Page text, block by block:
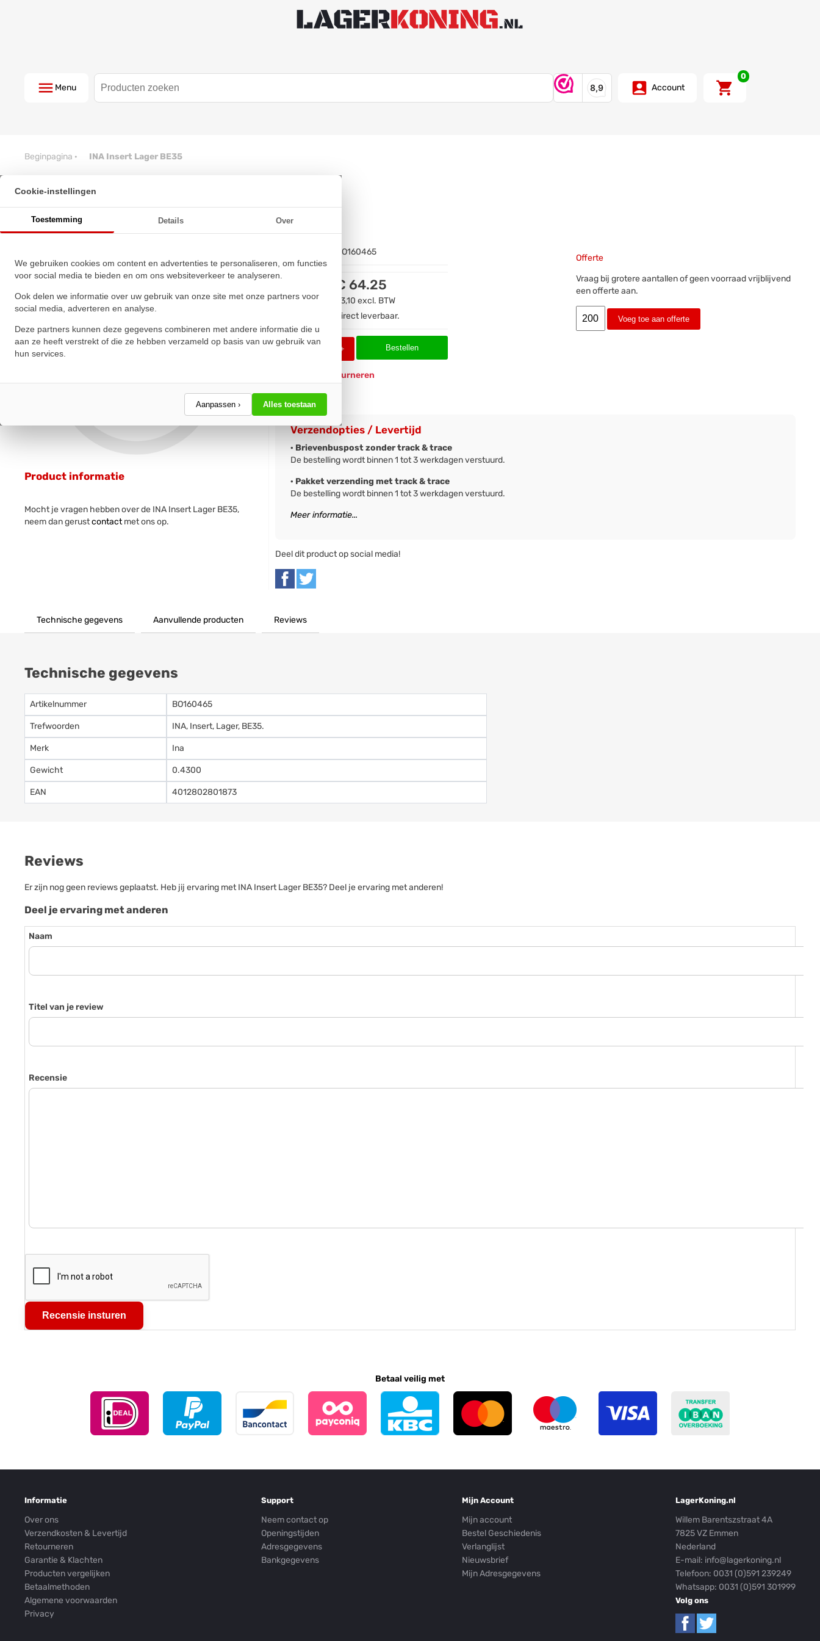
Menu Account
0
Beginpagina · INA Insert Lager BE35
Cookie-instellingen
Toestemming Details Over
We gebruiken cookies om content en advertenties te personaliseren, om functies
voor social media te bieden en om ons websiteverkeer te analyseren.
Ook delen we informatie over uw gebruik van onze site met onze partners voor
social media, adverteren en analyse.
Deze partners kunnen deze gegevens combineren met andere informatie die u
aan ze heeft verstrekt of die ze hebben verzameld op basis van uw gebruik van
hun services.
Aanpassen › Alles toestaan
INA Insert Lager BE35
★★★★★
★★★★★
Product informatie
Mocht je vragen hebben over de INA Insert Lager BE35,
neem dan gerustcontactmet ons op.
BO160465
€ 64.25
€ 53,10 excl. BTW
Direct leverbaar.
+ Bestellen
retourneren
Offerte
Vraag bij grotere aantallen of geen voorraad vrijblijvend
een offerte aan.
Voeg toe aan offerte
Verzendopties / Levertijd
· Brievenbuspost zonder track & trace
De bestelling wordt binnen 1 tot 3 werkdagen verstuurd.
· Pakket verzending met track & trace
De bestelling wordt binnen 1 tot 3 werkdagen verstuurd.
Meer informatie...
Deel dit product op social media!
Technische gegevens Aanvullende producten Reviews
Technische gegevens
Artikelnummer BO160465
Trefwoorden INA, Insert, Lager, BE35.
Merk Ina
Gewicht 0.4300
EAN 4012802801873
Reviews
Er zijn nog geen reviews geplaatst. Heb jij ervaring met INA Insert Lager BE35? Deel je ervaring met anderen!
Deel je ervaring met anderen
Naam
Titel van je review
Recensie
Recensie insturen
Betaal veilig met
Informatie
Over ons
Verzendkosten & Levertijd
Retourneren
Garantie & Klachten
Producten vergelijken
Betaalmethoden
Algemene voorwaarden
Privacy
Support
Neem contact op
Openingstijden
Adresgegevens
Bankgegevens
Mijn Account
Mijn account
Bestel Geschiedenis
Verlanglijst
Nieuwsbrief
Mijn Adresgegevens
LagerKoning.nl
Willem Barentszstraat 4A
7825 VZ Emmen
Nederland
E-mail: info@lagerkoning.nl
Telefoon: 0031 (0)591 239249
Whatsapp: 0031 (0)591 301999
Volg ons